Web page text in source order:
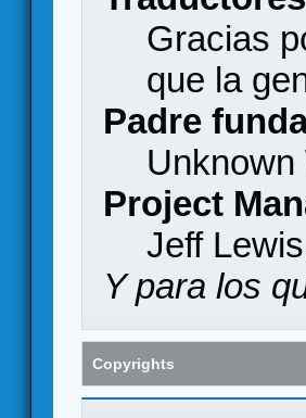
Gracias
que la
Padre
Project
Jeff
Y para los
Copyrights